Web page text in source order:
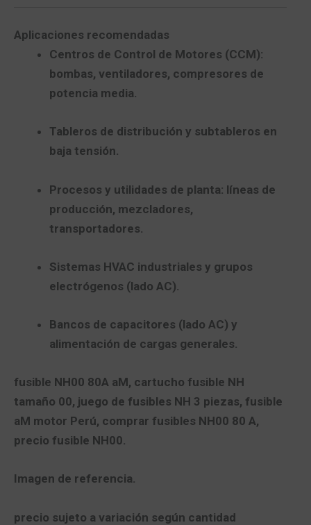
Aplicaciones recomendadas
Centros de Control de Motores (CCM):
bombas, ventiladores, compresores de
potencia media.
Tableros de distribución y subtableros en
baja tensión.
Procesos y utilidades de planta: líneas de
producción, mezcladores,
transportadores.
Sistemas HVAC industriales y grupos
electrógenos (lado AC).
Bancos de capacitores (lado AC) y
alimentación de cargas generales.
fusible NH00 80A aM, cartucho fusible NH
tamaño 00, juego de fusibles NH 3 piezas, fusible
aM motor Perú, comprar fusibles NH00 80 A,
precio fusible NH00.
Imagen de referencia.
precio sujeto a variación según cantidad